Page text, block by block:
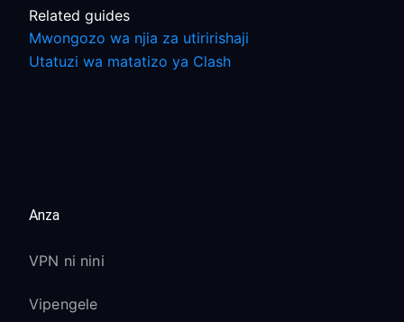
Related guides
Mwongozo wa njia za utiririshaji
Utatuzi wa matatizo ya Clash
Anza
VPN ni nini
Vipengele